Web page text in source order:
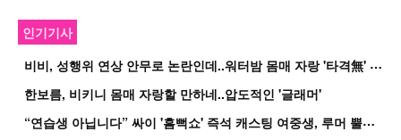
인기기사
비
비, 성행위 연상 안무로 논란인데..워터밤 몸매 자랑 '타격無' 근황
한보름, 비키니 몸매 자랑할 만하네..압도적인 '글래머'
“
연습생 아닙니다” 싸이 '흠뻑쇼' 즉석 캐스팅 여중생, 루머 뿔났다[Oh!쎈 이...